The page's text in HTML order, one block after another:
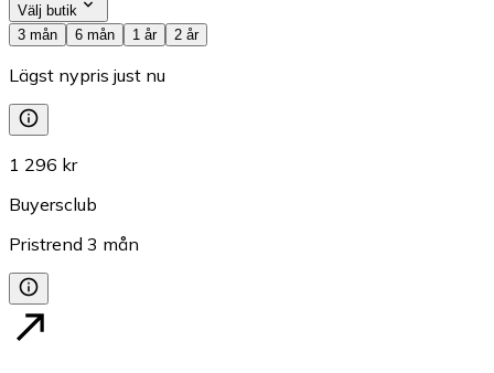
Välj butik
3 mån
6 mån 1 år 2 år
Lägst nypris just nu
1 296 kr
Buyersclub
Pristrend 3 mån